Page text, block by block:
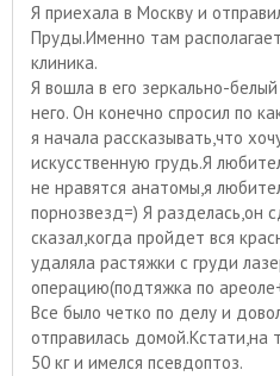
Я приехала в Москву и
Пруды.Именно там
клиника.
Я вошла в его зеркально-
него. Он конечно спросил по
я начала рассказывать,что
искусственную грудь.Я
не нравятся анатомы,я
порнозвезд=) Я разделась,он
сказал,когда пройдет вся
удаляла растяжки с груди
операцию(подтяжка по
Все было четко по делу и
отправилась домой.Кстати,на
50 кг и имелся псевдоптоз.